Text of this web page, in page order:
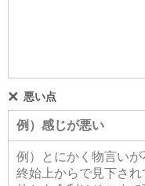
悪い点